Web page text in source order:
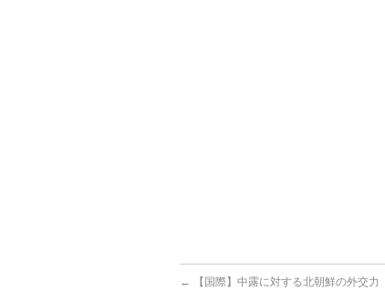
← 【国際】中露に対する北朝鮮の外交力